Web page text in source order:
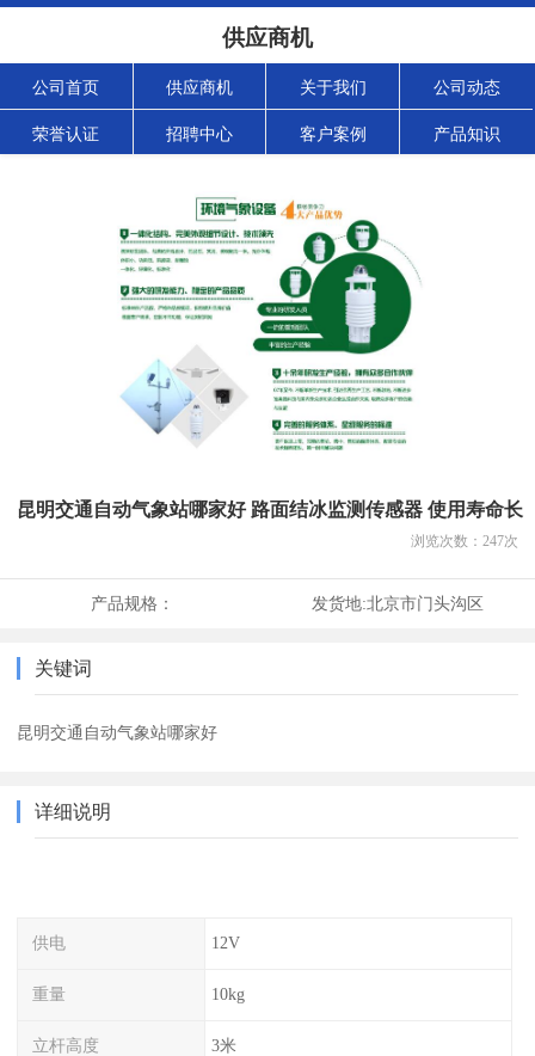
供应商机
公司首页 供应商机 关于我们 公司动态
荣誉认证 招聘中心 客户案例 产品知识
昆明交通自动气象站哪家好 路面结冰监测传感器 使用寿命长
浏览次数： 247次
产品规格： 发货地:北京市门头沟区
关键词
昆明交通自动气象站哪家好
详细说明
供电 12V
重量 10kg
立杆高度 3米